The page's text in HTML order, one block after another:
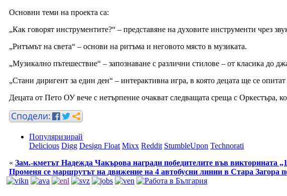
Основни теми на проекта са:
„Как говорят инструментите?“ – представяне на духовите инструменти чрез
„Ритъмът на света“ – основи на ритъма и неговото място в музиката.
„Музикално пътешествие“ – запознаване с различни стилове – от класика до
„Стани диригент за един ден“ – интерактивна игра, в която децата ще се опитат
Децата от Пето ОУ вече с нетърпение очакват следващата среща с Оркестъра,
Популяризирай
Delicious Digg Design Float Mixx Reddit StumbleUpon Technorati
« Зам.-кметът Надежда Чакърова награди победителите във викторината
Променя се маршрутът на движение на 4 автобусни линии в Стара Загора